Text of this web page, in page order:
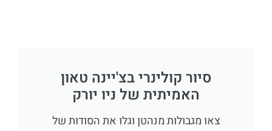
סיור קולינרי בצ'יינה טאון
האמיתית של ניו יורק
צאו מגבולות מנהטן וגלו את הסודות של